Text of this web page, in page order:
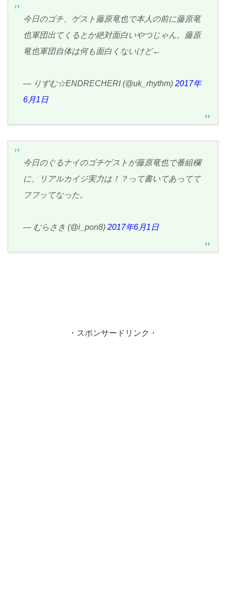
今日のゴチ、ゲスト藤原竜也で本人の前に藤原竜
也軍団出てくるとか絶対面白いやつじゃん。藤原
竜也軍団自体は何も面白くないけど←
— りずむ☆ENDRECHERI (@uk_rhythm) 2017年
6月1日
今日のぐるナイのゴチゲストが藤原竜也で番組欄
に、リアルカイジ実力は！？って書いてあってて
フフッてなった。
— むらさき (@i_pon8) 2017年6月1日
・スポンサードリンク・